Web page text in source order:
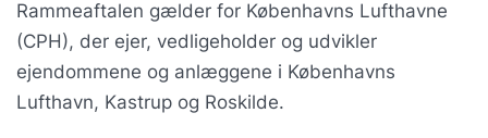
Rammeaftalen gælder for Københavns Lufthavne
(CPH), der ejer, vedligeholder og udvikler
ejendommene og anlæggene i Københavns
Lufthavn, Kastrup og Roskilde.